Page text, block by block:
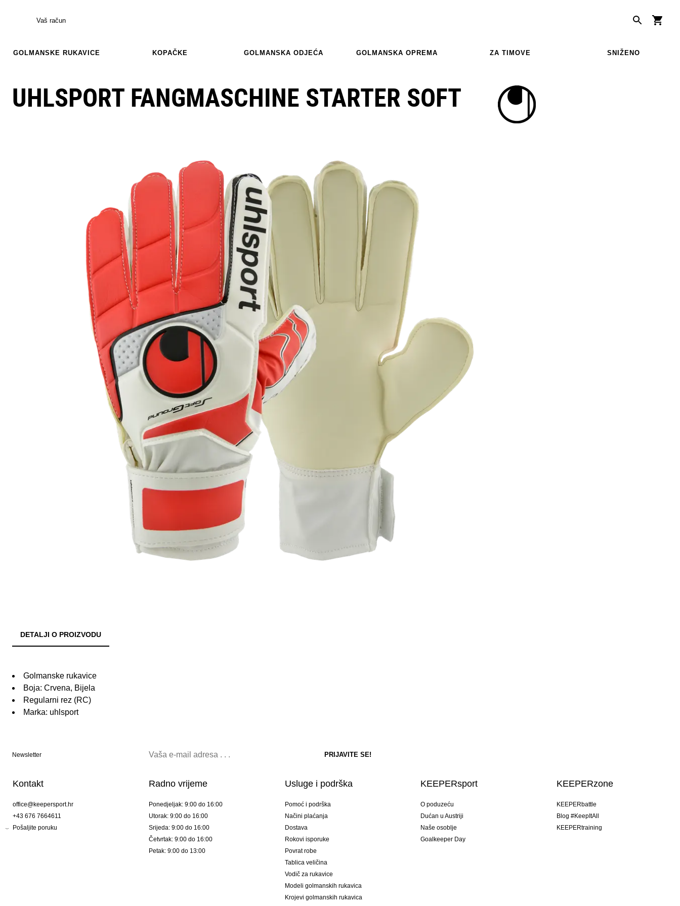
Vaš račun
GOLMANSKE RUKAVICE KOPAČKE GOLMANSKA ODJEĆA GOLMANSKA OPREMA ZA TIMOVE SNIŽENO
UHLSPORT FANGMASCHINE STARTER SOFT
DETALJI O PROIZVODU
Golmanske rukavice
Boja: Crvena, Bijela
Regularni rez (RC)
Marka: uhlsport
Newsletter
Kontakt
office@keepersport.hr
+43 676 7664611
Pošaljite poruku
Radno vrijeme
Ponedjeljak: 9:00 do 16:00
Utorak: 9:00 do 16:00
Srijeda: 9:00 do 16:00
Četvrtak: 9:00 do 16:00
Petak: 9:00 do 13:00
Usluge i podrška
Pomoć i podrška
Načini plaćanja
Dostava
Rokovi isporuke
Povrat robe
Tablica veličina
Vodič za rukavice
Modeli golmanskih rukavica
Krojevi golmanskih rukavica
KEEPERsport
O poduzeću
Dućan u Austriji
Naše osoblje
Goalkeeper Day
KEEPERzone
KEEPERbattle
Blog #KeepItAll
KEEPERtraining